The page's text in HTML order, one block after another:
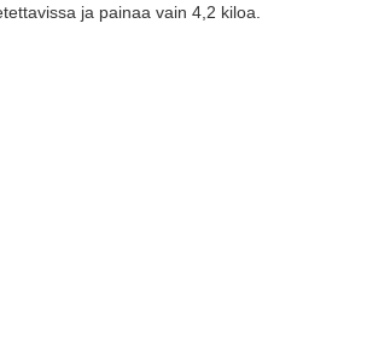
ja painaa vain 4,2 kiloa.